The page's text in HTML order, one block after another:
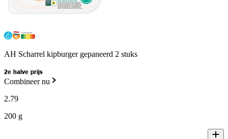
AH Scharrel kipburger gepaneerd 2 stuks
2e halve prijs
Combineer nu
2.79
200 g